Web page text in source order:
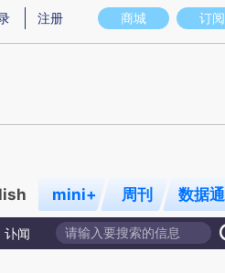
存在偏差。不代表财新观点和立场。推荐
商城 订阅
注册
mini+ 周刊 数据通
讣闻